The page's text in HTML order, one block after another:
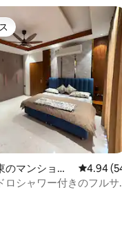
星の平均評価
のマンショ
レビュ
4.94
ロシャワー付きのフルサ